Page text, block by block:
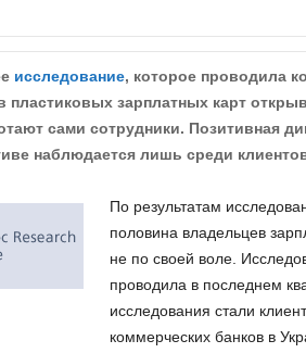
исследование, которое проводила
пластиковых зарплатных карт
сами сотрудники. Позитивная
наблюдается лишь среди
По результатам
половина владельцев
не по своей воле.
проводила в последнем
исследования стали
коммерческих банков в